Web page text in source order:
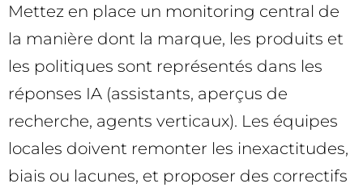
Mettez en place un monitoring central de
la manière dont la marque, les produits et
les politiques sont représentés dans les
réponses IA (assistants, aperçus de
recherche, agents verticaux). Les équipes
locales doivent remonter les inexactitudes,
biais ou lacunes, et proposer des correctifs